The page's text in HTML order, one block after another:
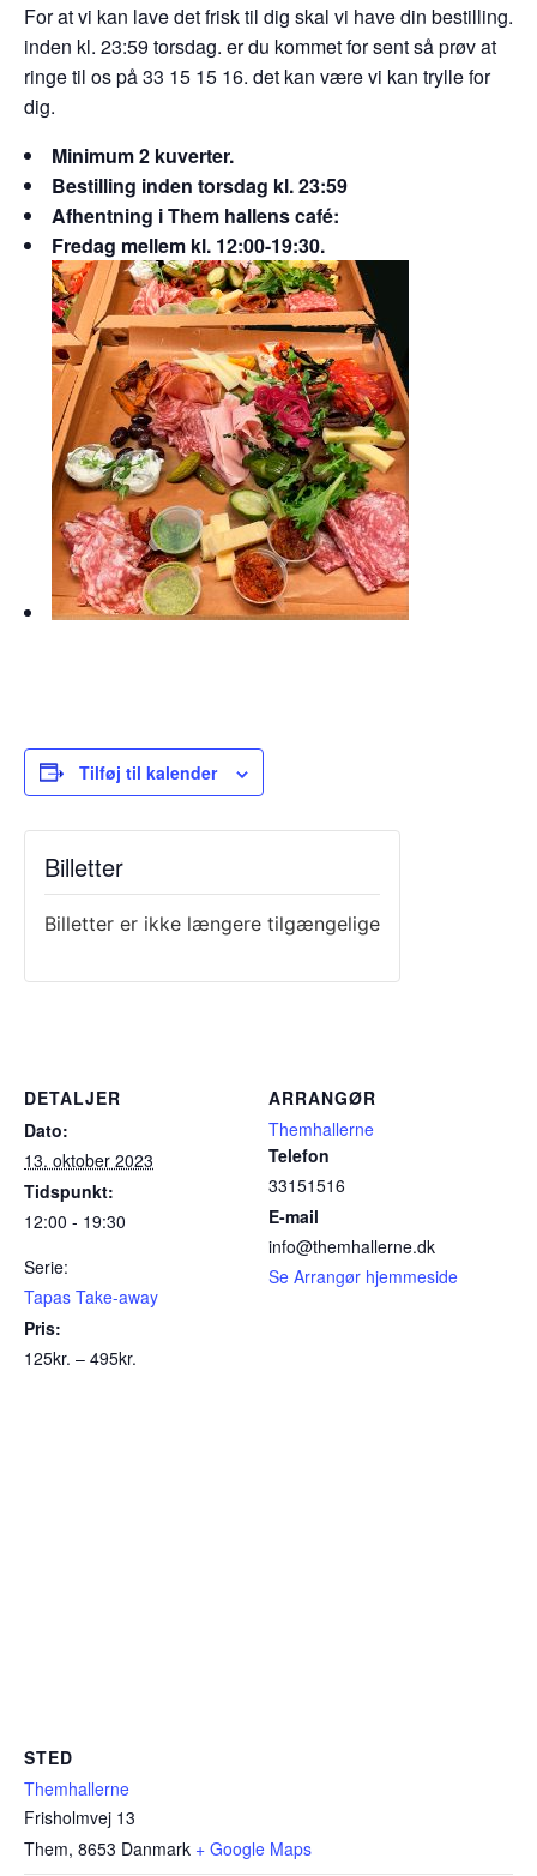
For at vi kan lave det frisk til dig skal vi have din bestilling.
inden kl. 23:59 torsdag. er du kommet for sent så prøv at
ringe til os på 33 15 15 16. det kan være vi kan trylle for
dig.
Minimum 2 kuverter.
Bestilling inden torsdag kl. 23:59
Afhentning i Them hallens café:
Fredag mellem kl. 12:00-19:30.
Tilføj til kalender
DETALJER
Dato:
13. oktober 2023
Tidspunkt:
12:00 - 19:30
Serie:
Tapas Take-away
Pris:
125kr. – 495kr.
ARRANGØR
Themhallerne
Telefon
33151516
E-mail
info@themhallerne.dk
Se Arrangør hjemmeside
STED
Themhallerne
Frisholmvej 13
Them, 8653 Danmark + Google Maps
Billetter
Billetter er ikke længere tilgængelige